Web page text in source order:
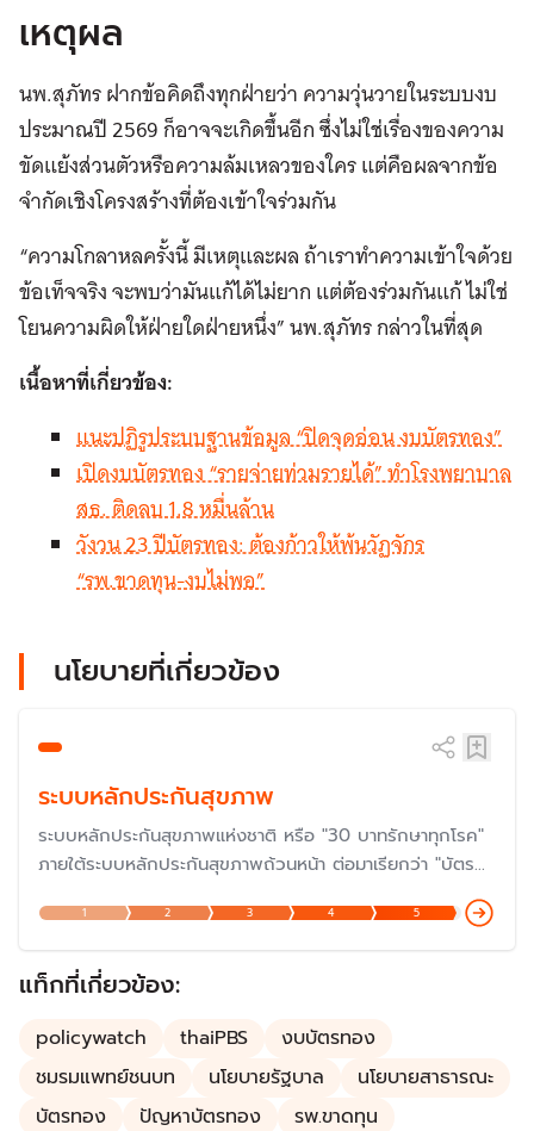
เหตุผล
นพ.สุภัทร ฝากข้อคิดถึงทุกฝ่ายว่า ความวุ่นวายในระบบงบ
ประมาณปี 2569 ก็อาจจะเกิดขึ้นอีก ซึ่งไม่ใช่เรื่องของความ
ขัดแย้งส่วนตัวหรือความล้มเหลวของใคร แต่คือผลจากข้อ
จำกัดเชิงโครงสร้างที่ต้องเข้าใจร่วมกัน
“ความโกลาหลครั้งนี้ มีเหตุและผล ถ้าเราทำความเข้าใจด้วย
ข้อเท็จจริง จะพบว่ามันแก้ได้ไม่ยาก แต่ต้องร่วมกันแก้ ไม่ใช่
โยนความผิดให้ฝ่ายใดฝ่ายหนึ่ง” นพ.สุภัทร กล่าวในที่สุด
เนื้อหาที่เกี่ยวข้อง:
แนะปฏิรูประบบฐานข้อมูล “ปิดจุดอ่อน งบบัตรทอง”
เปิดงบบัตรทอง “รายจ่ายท่วมรายได้” ทำโรงพยาบาล
สธ. ติดลบ 1.8 หมื่นล้าน
วังวน 23 ปีบัตรทอง: ต้องก้าวให้พ้นวัฏจักร
“รพ.ขาดทุน-งบไม่พอ”
นโยบายที่เกี่ยวข้อง
ระบบหลักประกันสุขภาพ
ระบบหลักประกันสุขภาพแห่งชาติ หรือ "30 บาทรักษาทุกโรค"
ภายใต้ระบบหลักประกันสุขภาพถ้วนหน้า ต่อมาเรียกว่า "บัตร
ก้าวสู่ปีที่ 23 ในปี 2568 แต่ปัญหายังต้องแก้ไขกันต่อไป โดย
เฉพาะเรื่องงบประมาณและการบริหารจัดการ แม้ว่าเป็นหนึ่งใน
นโยบายที่ประสบความสำเร็จมากที่สุด
1 2 3 4 5
แท็กที่เกี่ยวข้อง:
policywatch thaiPBS
งบบัตรทอง
ชมรมแพทย์ชนบท
นโยบายรัฐบาล
นโยบายสาธารณะ
บัตรทอง
ปัญหาบัตรทอง
รพ.ขาดทุน